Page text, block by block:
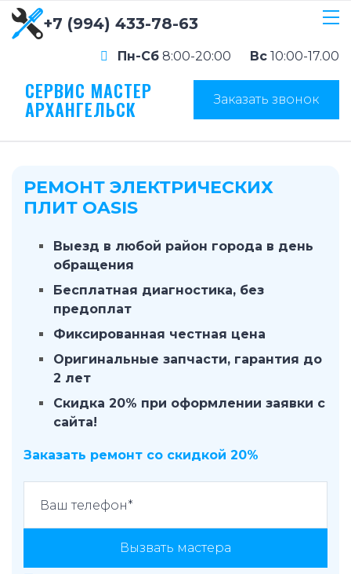
+7 (994) 433-78-63
Пн-Сб 8:00-20:00 Вс 10:00-17.00
СЕРВИС МАСТЕР
АРХАНГЕЛЬСК Заказать звонок
РЕМОНТ ЭЛЕКТРИЧЕСКИХ
ПЛИТ OASIS
Выезд в любой район города в день
обращения
Бесплатная диагностика, без
предоплат
Фиксированная честная цена
Оригинальные запчасти, гарантия до
2 лет
Скидка 20% при оформлении заявки с
сайта!
Заказать ремонт со скидкой 20%
Вызвать мастера